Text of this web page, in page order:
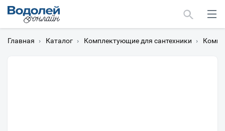
Главная › Каталог › Комплектующие для сантехники ›